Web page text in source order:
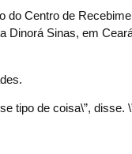
do Centro de
Dinorá Sinas, em
tipo de coisa\”, disse.